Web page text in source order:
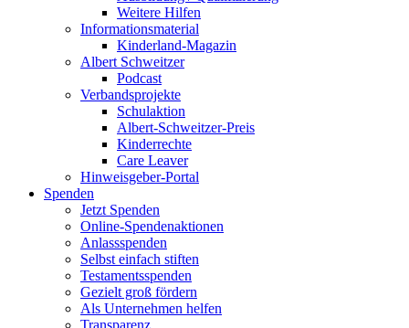
Weitere Hilfen
Informationsmaterial
Kinderland-Magazin
Albert Schweitzer
Podcast
Verbandsprojekte
Schulaktion
Albert-Schweitzer-Preis
Kinderrechte
Care Leaver
Hinweisgeber-Portal
Spenden
Jetzt Spenden
Online-Spendenaktionen
Anlassspenden
Selbst einfach stiften
Testamentsspenden
Gezielt groß fördern
Als Unternehmen helfen
Transparenz